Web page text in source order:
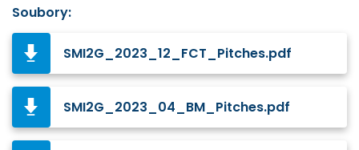
Soubory:
SMI2G_2023_12_FCT_Pitches.pdf
SMI2G_2023_04_BM_Pitches.pdf